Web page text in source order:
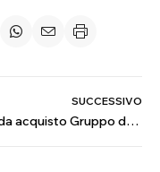
SUCCESSIVO
Guida acquisto Gruppo da diserbo